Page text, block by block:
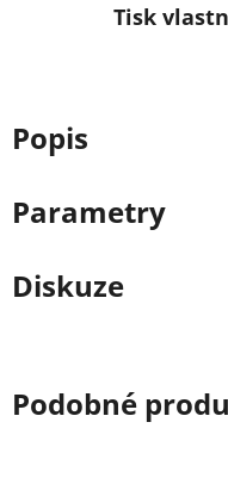
Tisk
Popis
Parametry
Diskuze
Podobné